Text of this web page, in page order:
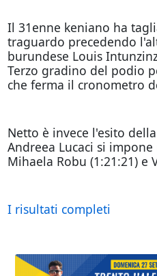
Il 31enne keniano ha
traguardo precedendo
burundese Louis
Terzo gradino del podio
che ferma il cronometro
Netto è invece l'esito
Andreea Lucaci si
Mihaela Robu (1:21:21) e
I risultati completi